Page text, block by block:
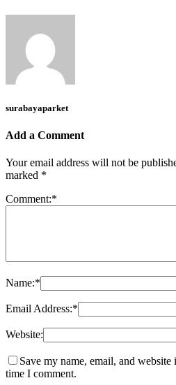
surabayaparket
Add a Comment
Your email address will not be
marked *
Comment:*
Name:*
Email Address:*
Website:
Save my name, email, and
time I comment.